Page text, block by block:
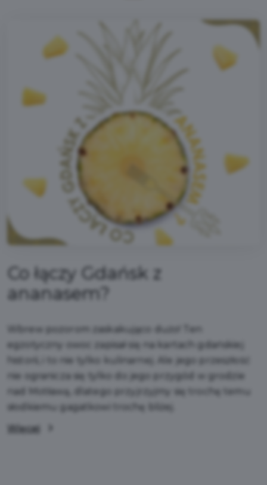
Co łączy Gdańsk z
ananasem?
Wbrew pozorom zaskakująco dużo! Ten
egzotyczny owoc zapisał się na kartach gdańskiej
historii, i to nie tylko kulinarnej. Ale jego przeszłość
nie ogranicza się tylko do jego przygód w grodzie
nad Motławą, dlatego przyjrzyjmy się trochę temu
słodkiemu gagatkowi trochę bliżej.
Więcej